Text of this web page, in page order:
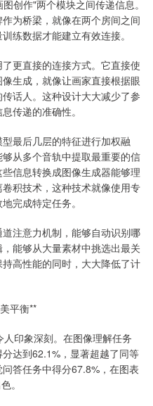
创作"两个模块之间传递信息。
为桥梁，就像在两个房间之间
练数据才能建立有效连接。
更直接的连接方式。它直接使
生成，就像让画家直接根据眼
话人。这种设计大大减少了参
传递的准确性。
最后几层的特征进行加权融
从多个音轨中提取最重要的信
信息转换成图像生成器能够理
积技术，这种技术就像使用专
完成特定任务。
注意力机制，能够自动识别哪
能够从大量素材中挑选出最关
高性能的同时，大大降低了计
平衡**
印象深刻。在图像理解任务
达到62.1%，显著超越了同等
答任务中得分67.8%，在图表
。